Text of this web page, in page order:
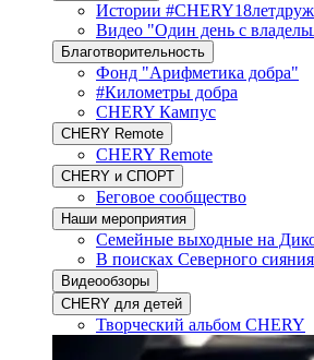
Истории
Видео "Один день с
Благотворительность
Фонд "Арифметика добра"
#Километры добра
CHERY Кампус
CHERY Remote
CHERY Remote
CHERY и СПОРТ
Беговое сообщество
Наши мероприятия
Семейные выходные на
В поисках Северного сияния
Видеообзоры
CHERY для детей
Творческий альбом CHERY